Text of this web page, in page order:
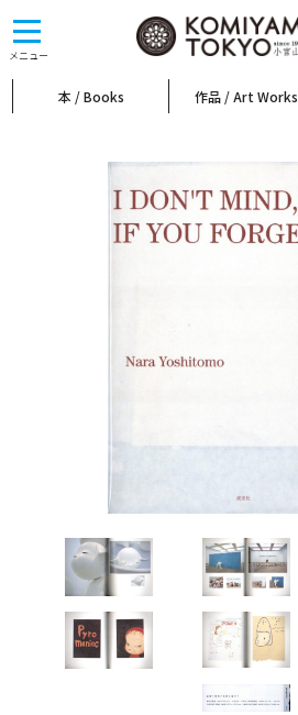
メニュー
toggle
navigation
本 / Books 作品 / Art Works